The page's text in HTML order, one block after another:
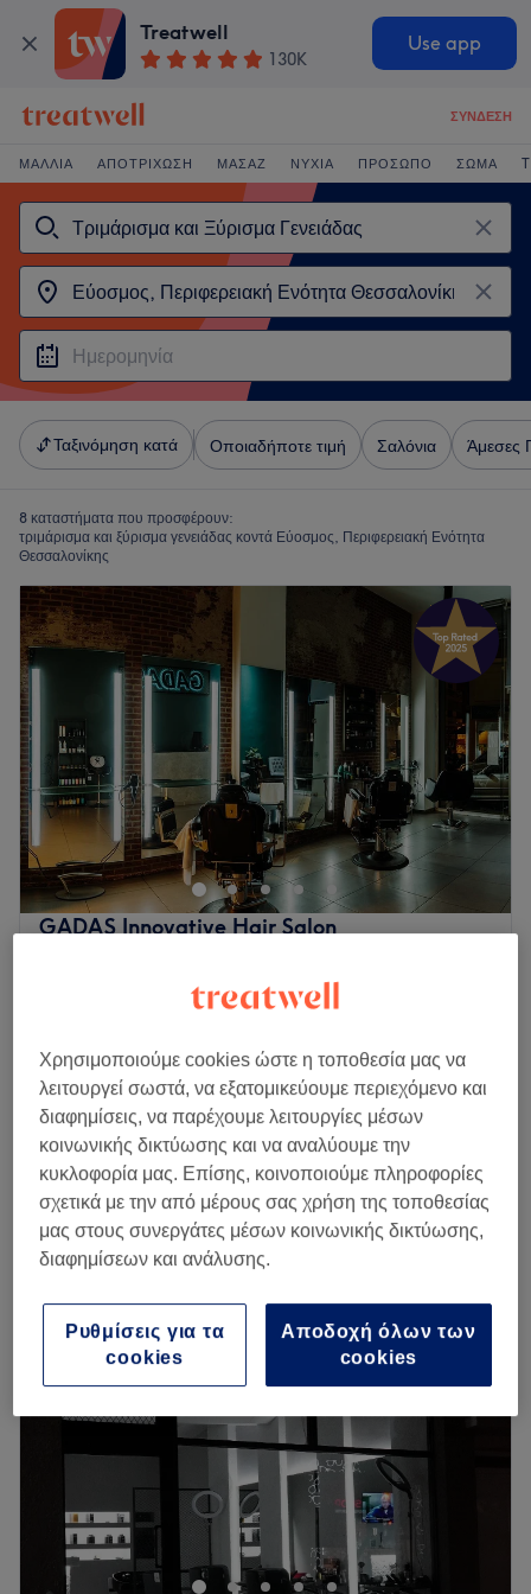
Treatwell
130K
Use app
ΣΎΝΔΕΣΗ
ΜΑΛΛΙΆ ΑΠΟΤΡΊΧΩΣΗ ΜΑΣΆΖ ΝΎΧΙΑ ΠΡΌΣΩΠΟ ΣΏΜΑ
Ταξινόμηση κατά Οποιαδήποτε τιμή Σαλόνια Άμεσες
8 καταστήματα που προσφέρουν:
τριμάρισμα και ξύρισμα γενειάδας κοντά Εύοσμος, Περιφερειακή Ενότητα
Θεσσαλονίκης
GADAS Innovative Hair Salon
Σταυρούπολη, Περιφερειακή Ενότητα
Περιποίηση Γενειάδας
15 λεπτά
€ 5
Κούρεμα αντρικό και τριμάρισμα γενειάδας
30 λεπτά
Περισσότερα για το κατάστημα
Δευτέρα
Τετάρτη
10:00 –20:00
Πέμπτη
10:00–
Παρασκευή
Το GADAS Innovative Hair Salon στη Σταυρούπολη
Θεσσαλονίκης είναι ένας φιλόξενος χώρος μοντέρνας
αισθητικής, αφιερωμένος στους άντρες που αναζητούν μια
μοναδική εμπειρία φροντίδας και περιποίησης. Καινοτομία
Χρησιμοποιούμε cookies ώστε η τοποθεσία μας να
λειτουργεί σωστά, να εξατομικεύουμε περιεχόμενο και
διαφημίσεις, να παρέχουμε λειτουργίες μέσων
κοινωνικής δικτύωσης και να αναλύουμε την
κυκλοφορία μας. Επίσης, κοινοποιούμε πληροφορίες
σχετικά με την από μέρους σας χρήση της τοποθεσίας
μας στους συνεργάτες μέσων κοινωνικής δικτύωσης,
διαφημίσεων και ανάλυσης.
Αποδοχή όλων των
cookies
Ρυθμίσεις για τα
cookies